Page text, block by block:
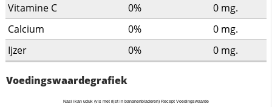
Vitamine C
0% 0 mg.
Calcium
0% 0 mg.
Ijzer
0% 0 mg.
Voedingswaardegrafiek